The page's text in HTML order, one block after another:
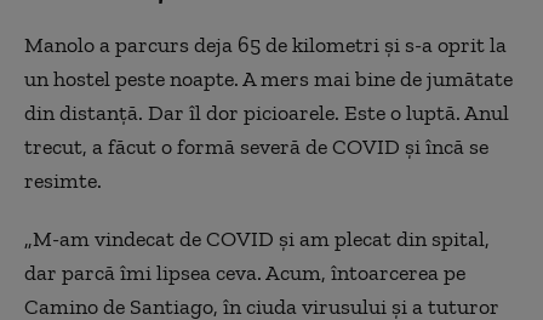
Manolo a parcurs deja 65 de kilometri și s-a oprit la
un hostel peste noapte. A mers mai bine de jumătate
din distanță. Dar îl dor picioarele. Este o luptă. Anul
trecut, a făcut o formă severă de COVID și încă se
resimte.
„M-am vindecat de COVID și am plecat din spital,
dar parcă îmi lipsea ceva. Acum, întoarcerea pe
Camino de Santiago, în ciuda virusului și a tuturor